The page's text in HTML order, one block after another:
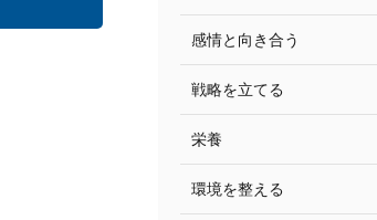
感情と向き合う
戦略を立てる
栄養
環境を整える